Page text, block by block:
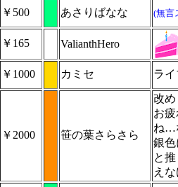
￥500 あさりばなな (無言
￥165 ValianthHero
￥1000 カミセ ラ
￥2000 笹の葉さらさら
改
お
ね…
銀
と
え